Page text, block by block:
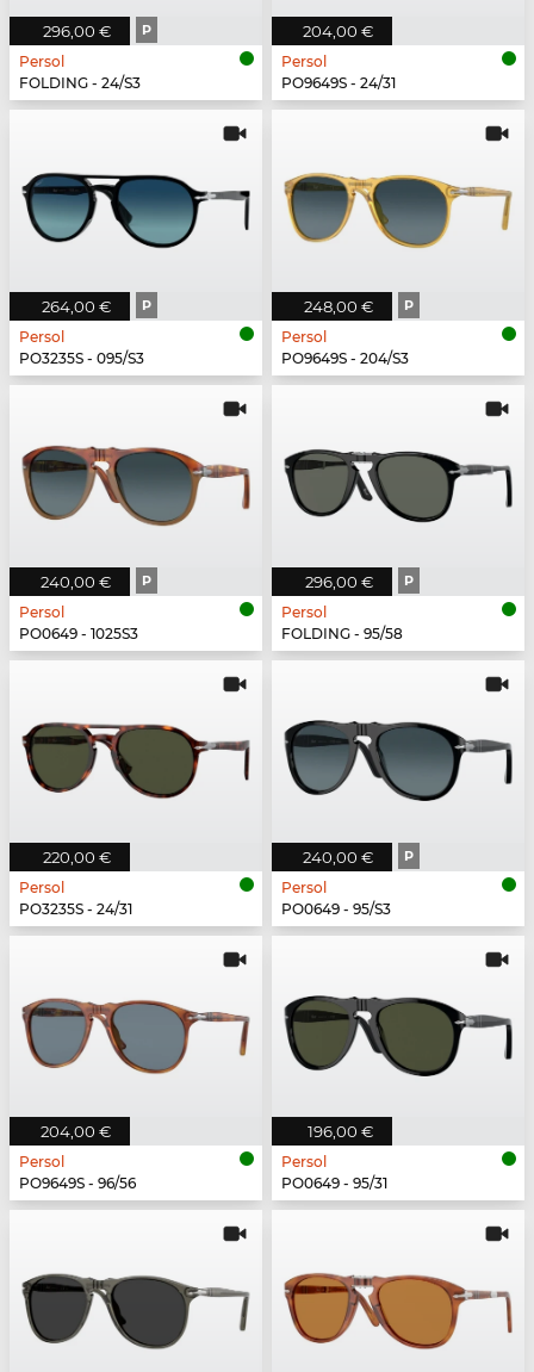
296,00 € P
Persol
FOLDING - 24/S3
204,00 €
Persol
PO9649S - 24/31
264,00 € P
Persol
PO3235S - 095/S3
248,00 € P
Persol
PO9649S - 204/S3
240,00 € P
Persol
PO0649 - 1025S3
296,00 € P
Persol
FOLDING - 95/58
220,00 €
Persol
PO3235S - 24/31
240,00 € P
Persol
PO0649 - 95/S3
204,00 €
Persol
PO9649S - 96/56
196,00 €
Persol
PO0649 - 95/31